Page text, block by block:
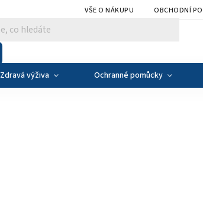
VŠE O NÁKUPU OBCHODNÍ
Zdravá výživa Ochranné pomůcky